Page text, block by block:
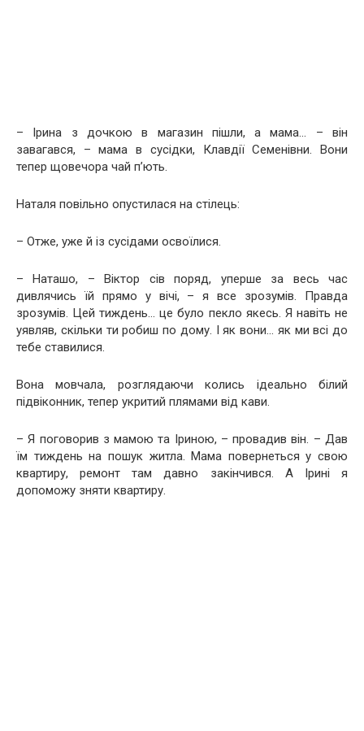
– Ірина з дочкою в магазин пішли, а мама… – він
завагався, – мама в сусідки, Клавдії Семенівни. Вони
тепер щовечора чай п’ють.
Наталя повільно опустилася на стілець:
– Отже, уже й із сусідами освоїлися.
– Наташо, – Віктор сів поряд, уперше за весь час
дивлячись їй прямо у вічі, – я все зрозумів. Правда
зрозумів. Цей тиждень… це було пекло якесь. Я навіть не
уявляв, скільки ти робиш по дому. І як вони… як ми всі до
тебе ставилися.
Вона мовчала, розглядаючи колись ідеально білий
підвіконник, тепер укритий плямами від кави.
– Я поговорив з мамою та Іриною, – провадив він. – Дав
їм тиждень на пошук житла. Мама повернеться у свою
квартиру, ремонт там давно закінчився. А Ірині я
допоможу зняти квартиру.